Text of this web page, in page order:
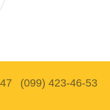
(099) 423-46-53